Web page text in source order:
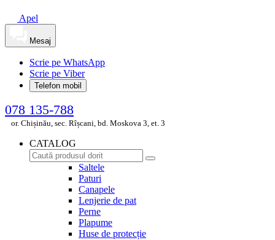
Apel
Mesaj
Scrie pe WhatsApp
Scrie pe Viber
Telefon mobil
078 135-788
or. Chișinău, sec. Rîșcani, bd. Moskova 3, et. 3
CATALOG
Saltele
Paturi
Canapele
Lenjerie de pat
Perne
Plapume
Huse de protecție